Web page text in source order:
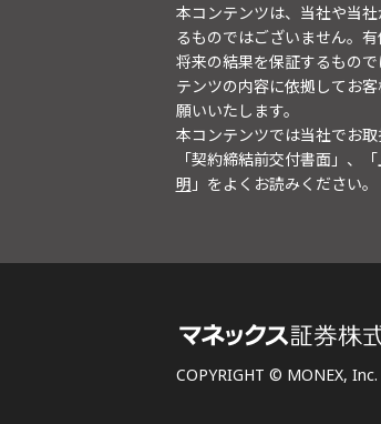
本コンテンツは、当社や当
るものではございません。
将来の結果を保証するもの
テンツの内容に依拠してお
願いいたします。
本コンテンツでは当社でお
「契約締結前交付書面」、
明 」をよくお読みください。
COPYRIGHT © MONEX, Inc.